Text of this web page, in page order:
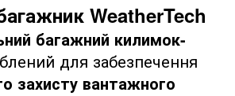
WeatherTech
багажний килимок-
для забезпечення
захисту вантажного